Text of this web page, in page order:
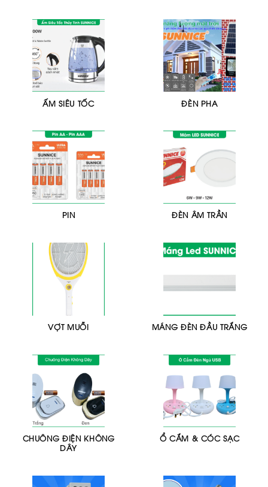
ẤM SIÊU TỐC ĐÈN PHA
PIN ĐÈN ÂM TRẦN
VỢT MUỖI MÁNG ĐÈN ĐẦU TRẮNG
CHUÔNG ĐIỆN KHÔNG
DÂY
Ổ CẮM & CÓC SẠC